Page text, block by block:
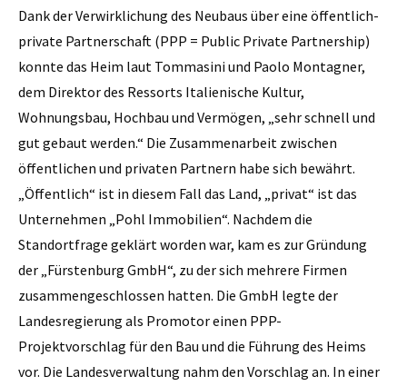
Dank der Verwirklichung des Neubaus über eine öffentlich-
private Partnerschaft (PPP = Public Private Partnership)
konnte das Heim laut Tommasini und Paolo Montagner,
dem Direktor des Ressorts Italienische Kultur,
Wohnungsbau, Hochbau und Vermögen, „sehr schnell und
gut gebaut werden.“ Die Zusammenarbeit zwischen
öffentlichen und privaten Partnern habe sich bewährt.
„Öffentlich“ ist in diesem Fall das Land, „privat“ ist das
Unternehmen „Pohl Immobilien“. Nachdem die
Standortfrage geklärt worden war, kam es zur Gründung
der „Fürstenburg GmbH“, zu der sich mehrere Firmen
zusammengeschlossen hatten. Die GmbH legte der
Landesregierung als Promotor einen PPP-
Projektvorschlag für den Bau und die Führung des Heims
vor. Die Landesverwaltung nahm den Vorschlag an. In einer